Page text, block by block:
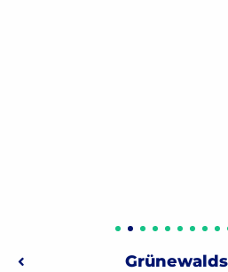
Beitragsnavigation
Vorheriger: Güterberg –